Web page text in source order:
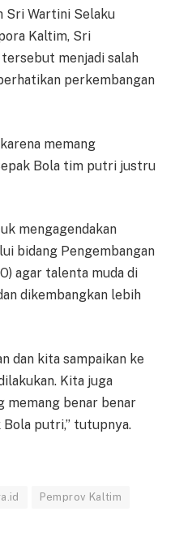
Sri Wartini Selaku
Kaltim, Sri
menjadi salah
perkembangan
memang
Bola tim putri justru
mengagendakan
bidang Pengembangan
agar talenta muda di
dikembangkan lebih
dan kita sampaikan ke
Kita juga
benar benar
putri,” tutupnya.
Pemprov Kaltim